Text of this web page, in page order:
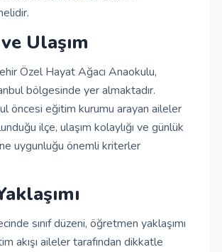
Ulaşım
Özel Hayat Ağacı Anaokulu,
bölgesinde yer almaktadır.
öncesi eğitim kurumu arayan aileler
ilçe, ulaşım kolaylığı ve günlük
uygunluğu önemli kriterler
sınıf düzeni, öğretmen yaklaşımı
akışı aileler tarafından dikkatle